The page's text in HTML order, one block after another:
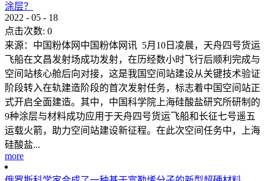
涂层？
2022 - 05 - 18
点击次数: 0
来源：中国粉体网中国粉体网讯 5月10日凌晨，天舟四号货运
飞船在文昌发射场成功发射，在历经数小时飞行后顺利完成与
空间站核心舱后向对接，这是我国空间站建设从关键技术验证
阶段转入在轨建造阶段的首次发射任务，标志着中国空间站正
式开启全面建造。其中，中国科学院上海硅酸盐研究所研制的
9种涂层与材料成功应用于天舟四号货运飞船和长征七号遥五
运载火箭，助力空间站建设新征程。在此次空间任务中，上海
硅酸盐...
more